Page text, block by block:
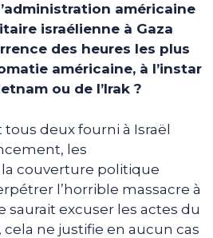
américaine
israélienne à Gaza
des heures les plus
américaine, à l’instar
ou de l’Irak ?
deux fourni à Israël
les
couverture politique
l’horrible massacre à
saurait excuser les actes du
ne justifie en aucun cas